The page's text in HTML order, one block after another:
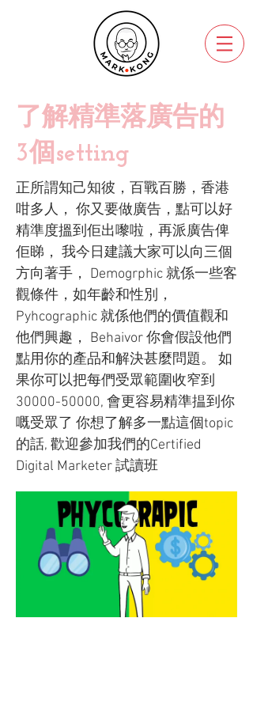
了解精準落廣告的
3個setting
正所謂知己知彼，百戰百勝，香港
咁多人， 你又要做廣告，點可以好
精準度搵到佢出嚟啦，再派廣告俾
佢睇， 我今日建議大家可以向三個
方向著手， Demogrphic 就係一些客
觀條件，如年齡和性別，
Pyhcographic 就係他們的價值觀和
他們興趣， Behaivor 你會假設他們
點用你的產品和解決甚麼問題。 如
果你可以把每們受眾範圍收窄到
30000-50000, 會更容易精準揾到你
嘅受眾了 你想了解多一點這個topic
的話, 歡迎參加我們的Certified
Digital Marketer 試讀班